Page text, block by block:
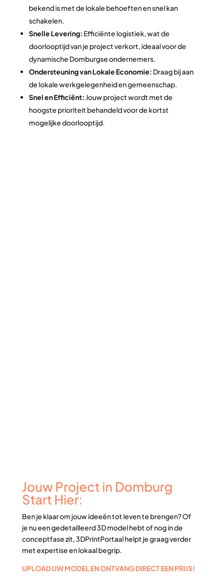
bekend is met de lokale behoeften en snel kan
schakelen.
Snelle Levering: Efficiënte logistiek, wat de
doorlooptijd van je project verkort, ideaal voor de
dynamische Domburgse ondernemers.
Ondersteuning van Lokale Economie: Draag bij aan
de lokale werkgelegenheid en gemeenschap.
Snel en Efficiënt:Jouw project wordt met de
hoogste prioriteit behandeld voor de kortst
mogelijke doorlooptijd.
Jouw Project in Domburg
Start Hier:
Ben je klaar om jouw ideeën tot leven te brengen? Of
je nu een gedetailleerd 3D model hebt of nog in de
conceptfase zit, 3DPrintPortaal helpt je graag verder
met expertise en lokaal begrip.
UPLOAD UW MODEL EN ONTVANG DIRECT EEN PRIJS!